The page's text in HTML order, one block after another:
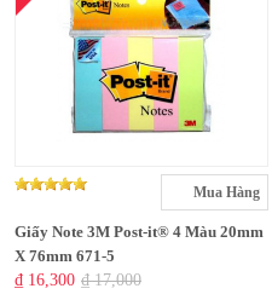
Mua Hàng
Giấy Note 3M Post-it® 4 Màu 20mm
X 76mm 671-5
₫ 16,300 ₫ 17,000